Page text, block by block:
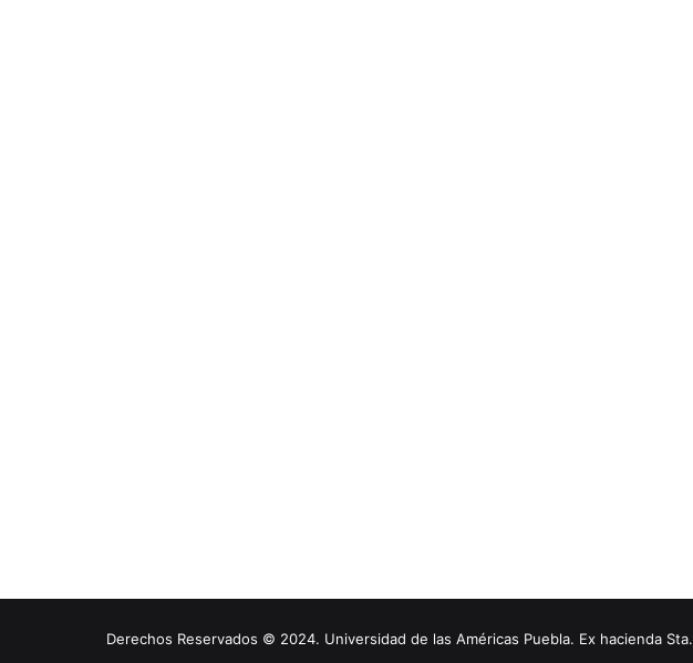
Derechos Reservados © 2024. Universidad de las Américas Puebla. Ex hacienda